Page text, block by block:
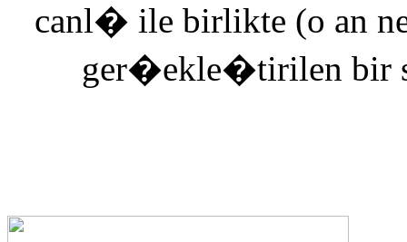
canl� ile birlikte (o an
ger�ekle�tirilen bir